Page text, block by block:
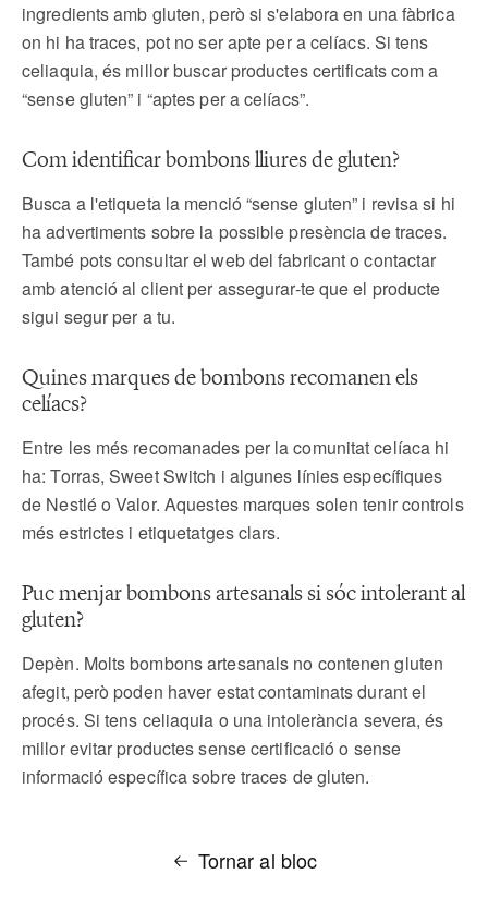
ingredients amb gluten, però si s'elabora en una fàbrica
on hi ha traces, pot no ser apte per a celíacs. Si tens
celiaquia, és millor buscar productes certificats com a
“sense gluten” i “aptes per a celíacs”.
Com identificar bombons lliures de gluten?
Busca a l'etiqueta la menció “sense gluten” i revisa si hi
ha advertiments sobre la possible presència de traces.
També pots consultar el web del fabricant o contactar
amb atenció al client per assegurar-te que el producte
sigui segur per a tu.
Quines marques de bombons recomanen els
celíacs?
Entre les més recomanades per la comunitat celíaca hi
ha: Torras, Sweet Switch i algunes línies específiques
de Nestlé o Valor. Aquestes marques solen tenir controls
més estrictes i etiquetatges clars.
Puc menjar bombons artesanals si sóc intolerant al
gluten?
Depèn. Molts bombons artesanals no contenen gluten
afegit, però poden haver estat contaminats durant el
procés. Si tens celiaquia o una intolerància severa, és
millor evitar productes sense certificació o sense
informació específica sobre traces de gluten.
Tornar al bloc